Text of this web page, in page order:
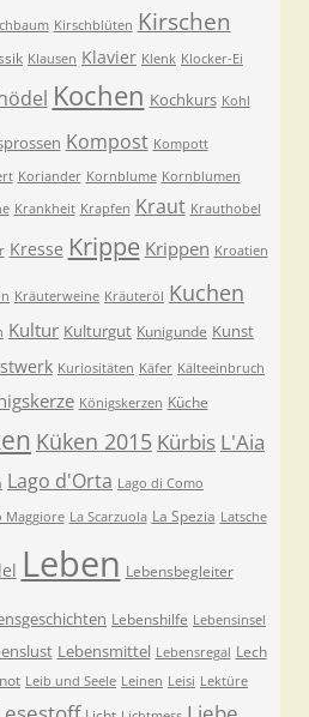
Kirschblüten Kirschen
Klausen Klavier Klenk Klocker-Ei
Kochen Kochkurs Kohl
Kompost Kompott
Koriander Kornblume Kornblumen
Krankheit Krapfen Kraut Krauthobel
Kresse Krippe Krippen Kroatien
Kräuterweine Kräuteröl Kuchen
Kultur Kulturgut Kunigunde Kunst
Kuriositäten Käfer Kälteeinbruch
Königskerzen Küche
Küken 2015 Kürbis L'Aia
Lago d'Orta Lago di Como
Maggiore La Scarzuola La Spezia Latsche
Leben Lebensbegleiter
Lebenshilfe Lebensinsel
Lebensmittel Lebensregal Lech
Leib und Seele Leinen Leisi Lektüre